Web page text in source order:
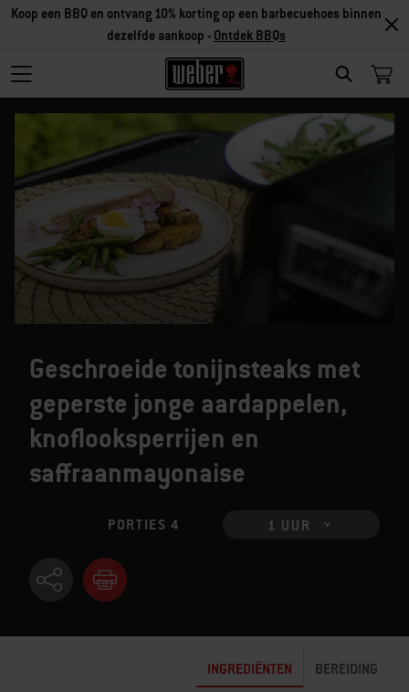
SEARCH
Koop een BBQ en ontvang 10% korting op een barbecuehoes binnen
dezelfde aankoop - Ontdek BBQs
Geschroeide tonijnsteaks met
geperste jonge aardappelen,
knoflooksperrijen en
saffraanmayonaise
PORTIES 4 1 UUR
INGREDIËNTEN BEREIDING